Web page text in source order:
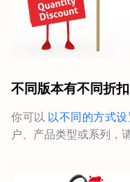
不同版本有不同折扣
你可以 以不同的方式
户、产品类型或系列，